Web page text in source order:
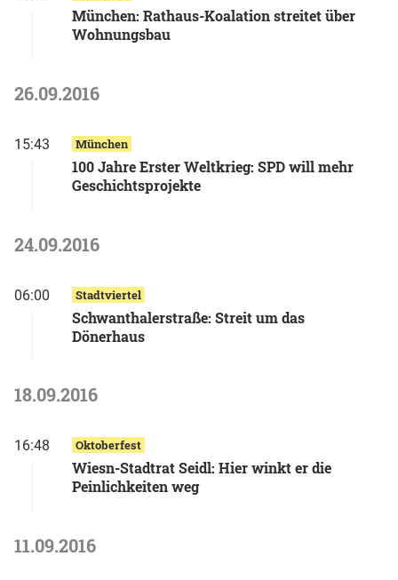
München: Rathaus-Koalation streitet über
Wohnungsbau
26.09.2016
15:43 München
100 Jahre Erster Weltkrieg: SPD will mehr
Geschichtsprojekte
24.09.2016
06:00 Stadtviertel
Schwanthalerstraße: Streit um das
Dönerhaus
18.09.2016
16:48 Oktoberfest
Wiesn-Stadtrat Seidl: Hier winkt er die
Peinlichkeiten weg
11.09.2016